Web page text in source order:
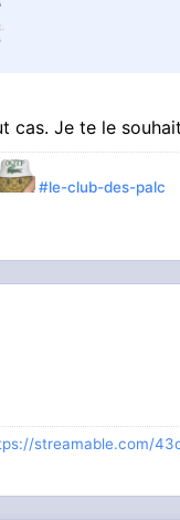
cas. Je te le
#le-club-des-palc
streamable.com/